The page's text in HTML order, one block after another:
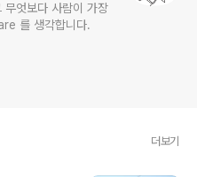
엇보다 사람이 가장
를 생각합니다.
더보기